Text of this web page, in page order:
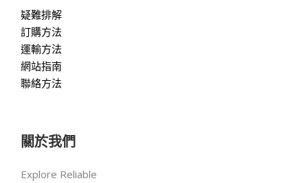
疑難排解
訂購方法
運輸方法
網站指南
聯絡方法
關於我們
Explore Reliable